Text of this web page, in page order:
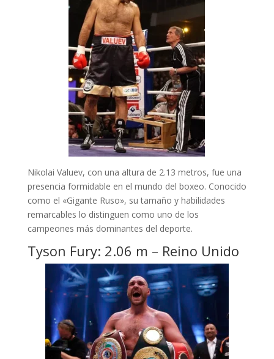
Nikolai Valuev, con una altura de 2.13 metros, fue una
presencia formidable en el mundo del boxeo. Conocido
como el «Gigante Ruso», su tamaño y habilidades
remarcables lo distinguen como uno de los
campeones más dominantes del deporte.
Tyson Fury: 2.06 m – Reino Unido